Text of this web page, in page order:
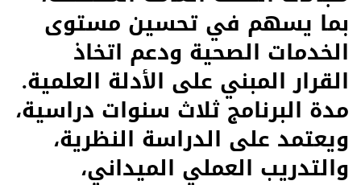
بما يسهم في تحسين مستوى
الخدمات الصحية ودعم اتخاذ
القرار المبني على الأدلة العلمية.
مدة البرنامج ثلاث سنوات دراسية،
ويعتمد على الدراسة النظرية،
والتدريب العملي الميداني،